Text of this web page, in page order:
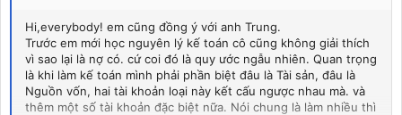
Hi,everybody! em cũng đồng ý với anh Trung.
Trước em mới học nguyên lý kế toán cô cũng không giải thích
vì sao lại là nợ có. cứ coi đó là quy ước ngẫu nhiên. Quan trọng
là khi làm kế toán mình phải phần biệt đâu là Tài sản, đâu là
Nguồn vốn, hai tài khoản loại này kết cấu ngược nhau mà. và
thêm một số tài khoản đặc biệt nữa. Nói chung là làm nhiều thì